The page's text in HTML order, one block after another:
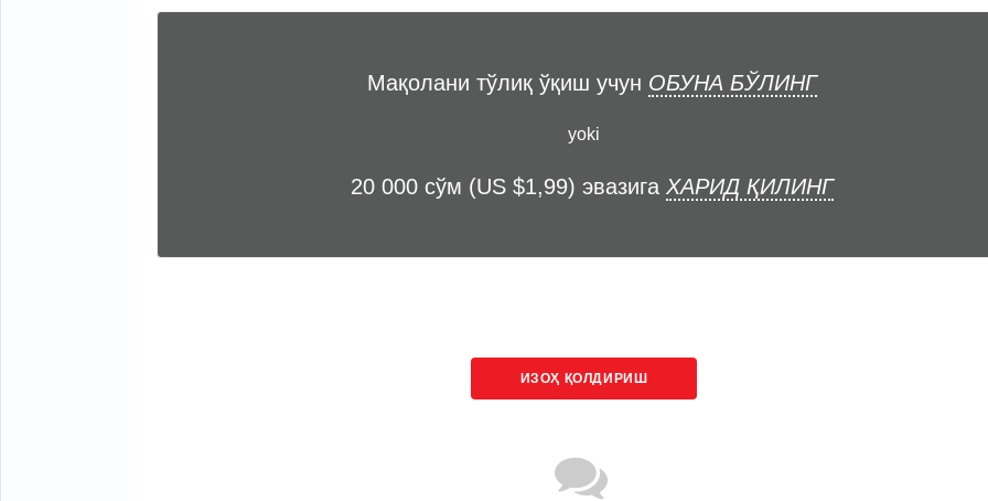
Мақолани тўлиқ ўқиш учун ОБУНА БЎЛИНГ
yoki
20 000 сўм (US $1,99) эвазига ХАРИД ҚИЛИНГ
ИЗОҲ ҚОЛДИРИШ